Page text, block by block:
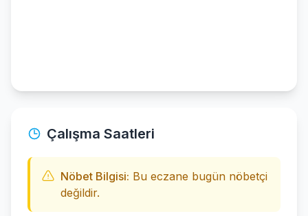
Çalışma Saatleri
Nöbet Bilgisi: Bu eczane bugün nöbetçi
değildir.